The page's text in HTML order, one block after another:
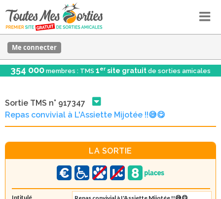
Me connecter
354 000 membres : TMS 1er site gratuit de sorties amicales
Sortie TMS n° 917347
Repas convivial à L'Assiette Mijotée !!😅😋
LA SORTIE
Intitulé